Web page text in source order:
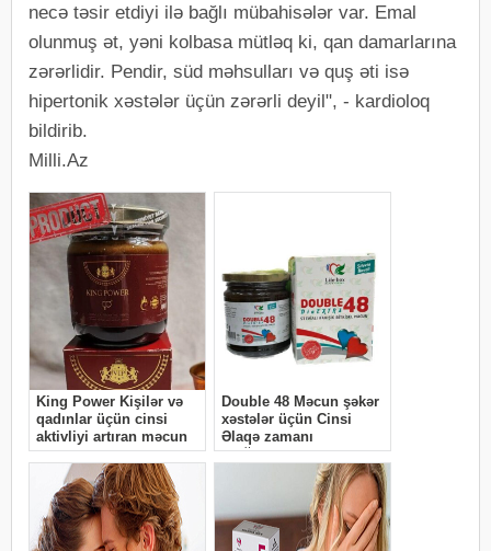
necə təsir etdiyi ilə bağlı mübahisələr var. Emal
olunmuş ət, yəni kolbasa mütləq ki, qan damarlarına
zərərlidir. Pendir, süd məhsulları və quş əti isə
hipertonik xəstələr üçün zərərli deyil", - kardioloq
bildirib.
Milli.Az